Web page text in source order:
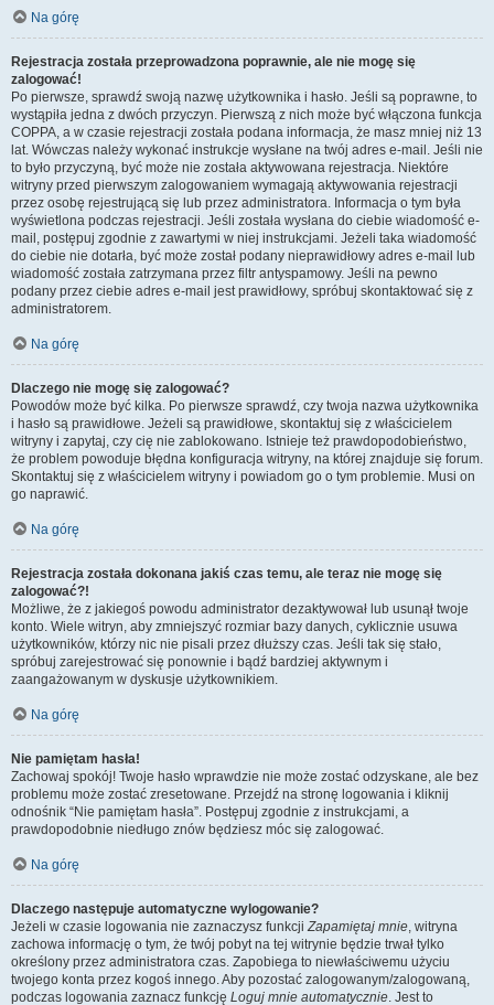
Na górę
Rejestracja została przeprowadzona poprawnie, ale nie mogę się
zalogować!
Po pierwsze, sprawdź swoją nazwę użytkownika i hasło. Jeśli są poprawne, to
wystąpiła jedna z dwóch przyczyn. Pierwszą z nich może być włączona funkcja
COPPA, a w czasie rejestracji została podana informacja, że masz mniej niż 13
lat. Wówczas należy wykonać instrukcje wysłane na twój adres e-mail. Jeśli nie
to było przyczyną, być może nie została aktywowana rejestracja. Niektóre
witryny przed pierwszym zalogowaniem wymagają aktywowania rejestracji
przez osobę rejestrującą się lub przez administratora. Informacja o tym była
wyświetlona podczas rejestracji. Jeśli została wysłana do ciebie wiadomość e-
mail, postępuj zgodnie z zawartymi w niej instrukcjami. Jeżeli taka wiadomość
do ciebie nie dotarła, być może został podany nieprawidłowy adres e-mail lub
wiadomość została zatrzymana przez filtr antyspamowy. Jeśli na pewno
podany przez ciebie adres e-mail jest prawidłowy, spróbuj skontaktować się z
administratorem.
Na górę
Dlaczego nie mogę się zalogować?
Powodów może być kilka. Po pierwsze sprawdź, czy twoja nazwa użytkownika
i hasło są prawidłowe. Jeżeli są prawidłowe, skontaktuj się z właścicielem
witryny i zapytaj, czy cię nie zablokowano. Istnieje też prawdopodobieństwo,
że problem powoduje błędna konfiguracja witryny, na której znajduje się forum.
Skontaktuj się z właścicielem witryny i powiadom go o tym problemie. Musi on
go naprawić.
Na górę
Rejestracja została dokonana jakiś czas temu, ale teraz nie mogę się
zalogować?!
Możliwe, że z jakiegoś powodu administrator dezaktywował lub usunął twoje
konto. Wiele witryn, aby zmniejszyć rozmiar bazy danych, cyklicznie usuwa
użytkowników, którzy nic nie pisali przez dłuższy czas. Jeśli tak się stało,
spróbuj zarejestrować się ponownie i bądź bardziej aktywnym i
zaangażowanym w dyskusje użytkownikiem.
Na górę
Nie pamiętam hasła!
Zachowaj spokój! Twoje hasło wprawdzie nie może zostać odzyskane, ale bez
problemu może zostać zresetowane. Przejdź na stronę logowania i kliknij
odnośnik “Nie pamiętam hasła”. Postępuj zgodnie z instrukcjami, a
prawdopodobnie niedługo znów będziesz móc się zalogować.
Na górę
Dlaczego następuje automatyczne wylogowanie?
Jeżeli w czasie logowania nie zaznaczysz funkcjiZapamiętaj mnie, witryna
zachowa informację o tym, że twój pobyt na tej witrynie będzie trwał tylko
określony przez administratora czas. Zapobiega to niewłaściwemu użyciu
twojego konta przez kogoś innego. Aby pozostać zalogowanym/zalogowaną,
podczas logowania zaznacz funkcję Loguj mnie automatycznie. Jest to